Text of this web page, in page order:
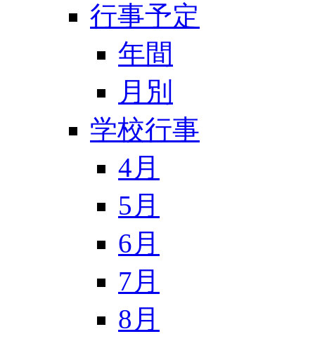
行事予定
年間
月別
学校行事
4月
5月
6月
7月
8月